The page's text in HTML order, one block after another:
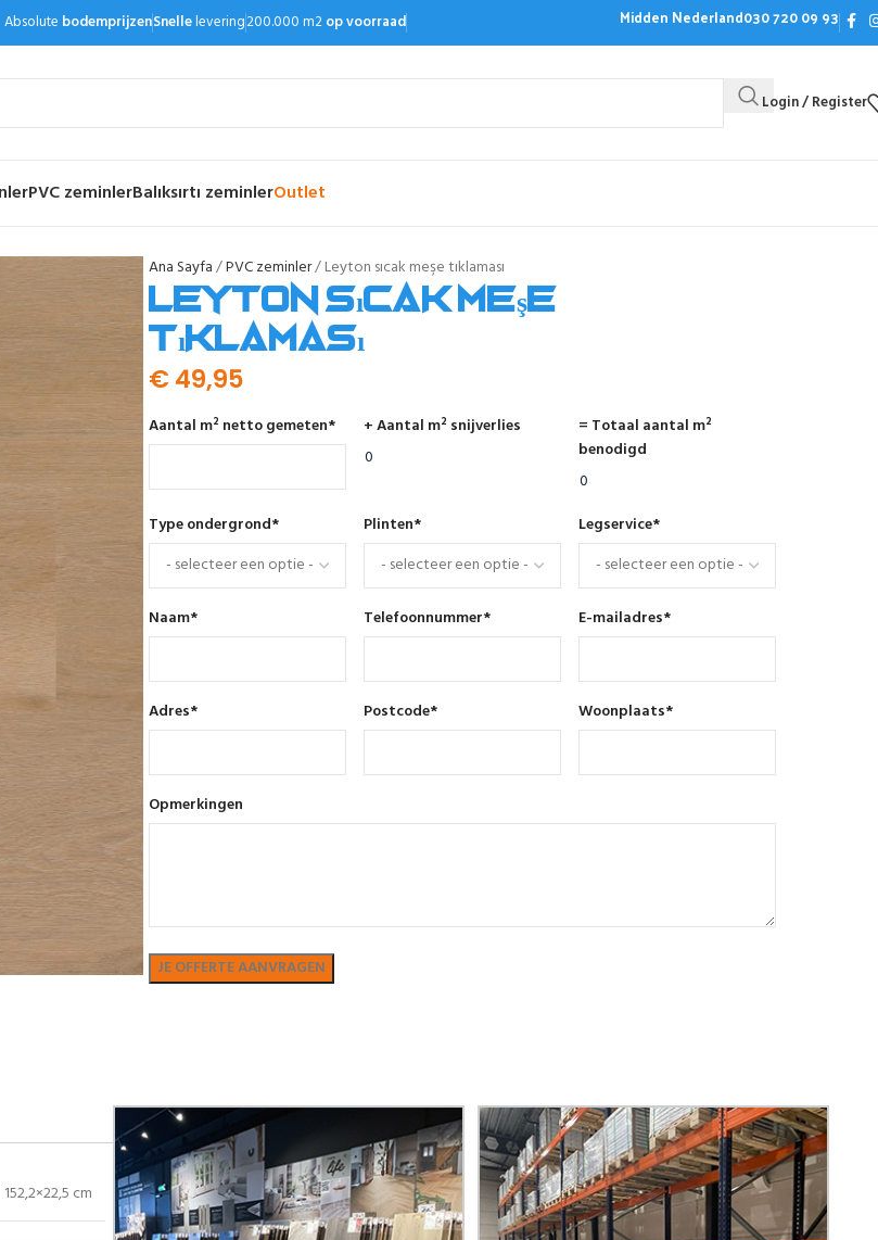
Absolute bodemprijzenSnellelevering200.000 m2op voorraad Midden Nederland030 720 09 93
Login / Register
PVC zeminlerBalıksırtı zeminlerOutlet
Ana Sayfa PVC zeminler Leyton sıcak meşe tıklaması
Leyton sıcak meşe
tıklaması
€49,95
Aantal m² netto gemeten* + Aantal m² snijverlies
= Totaal aantal m²
benodigd
Type ondergrond* Plinten* Legservice*
Naam* Telefoonnummer* E-mailadres*
Adres* Postcode* Woonplaats*
Opmerkingen
152,2×22,5 cm